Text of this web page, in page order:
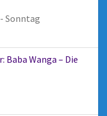
Sonntag
Wanga – Die